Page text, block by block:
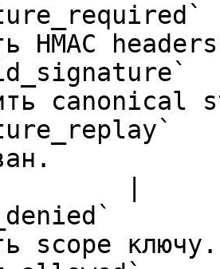
HMAC
|
scope